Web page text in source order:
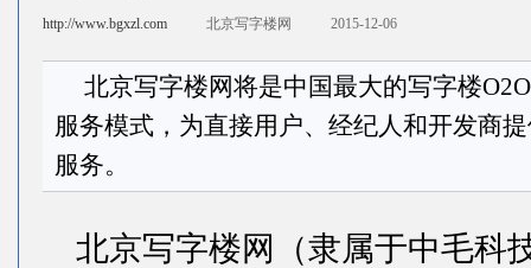
http://www.bgxzl.com 北京写字楼网 2015-12-06
北京写字楼网将是中国最大的写字楼
服务模式，为直接用户、经纪人和开发商
服务。
北京写字楼网
（隶属于中毛科